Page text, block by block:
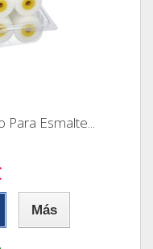
Esmalte...
Más